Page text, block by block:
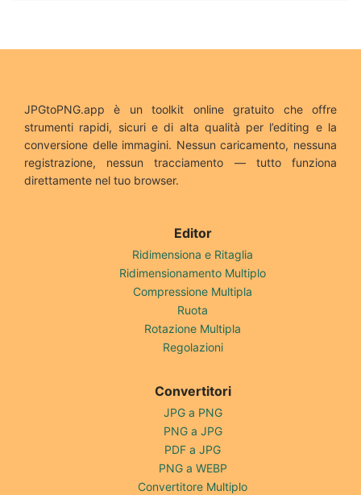
JPGtoPNG.app è un toolkit online gratuito che offre
strumenti rapidi, sicuri e di alta qualità per l’editing e la
conversione delle immagini. Nessun caricamento, nessuna
registrazione, nessun tracciamento — tutto funziona
direttamente nel tuo browser.
Editor
Ridimensiona e Ritaglia
Ridimensionamento Multiplo
Compressione Multipla
Ruota
Rotazione Multipla
Regolazioni
Convertitori
JPG a PNG
PNG a JPG
PDF a JPG
PNG a WEBP
Convertitore Multiplo